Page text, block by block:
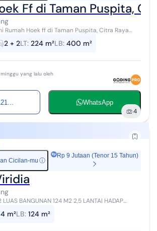
Ff di Taman Puspita,
Rumah Hoek ff di Taman Puspita, Citra Raya
di Taman
Tanger...
2 + 2LT: 224 m²LB: 400 m²
yang lalu oleh
WhatsApp
4
Cicilan-mu ⓘ
Rp 9 Jutaan (Tenor 15 Tahun)
LUAS BANGUNAN 124 M2 2,5 LANTAI HADAP
TIDUR 3 KAMAR MANDI AIR PAM
m²LB: 124 m²